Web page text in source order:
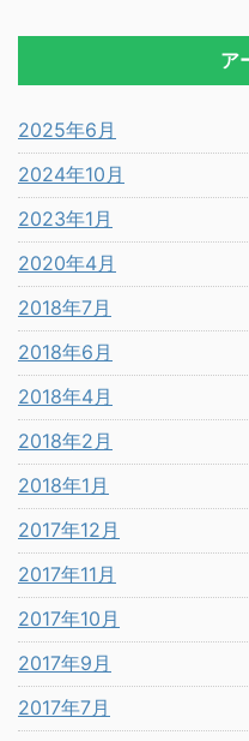
ア
2025年6月
2024年10月
2023年1月
2020年4月
2018年7月
2018年6月
2018年4月
2018年2月
2018年1月
2017年12月
2017年11月
2017年10月
2017年9月
2017年7月